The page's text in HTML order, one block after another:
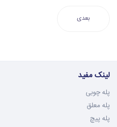
بعدی
لینک مفید
پله چوبی
پله معلق
پله پیچ